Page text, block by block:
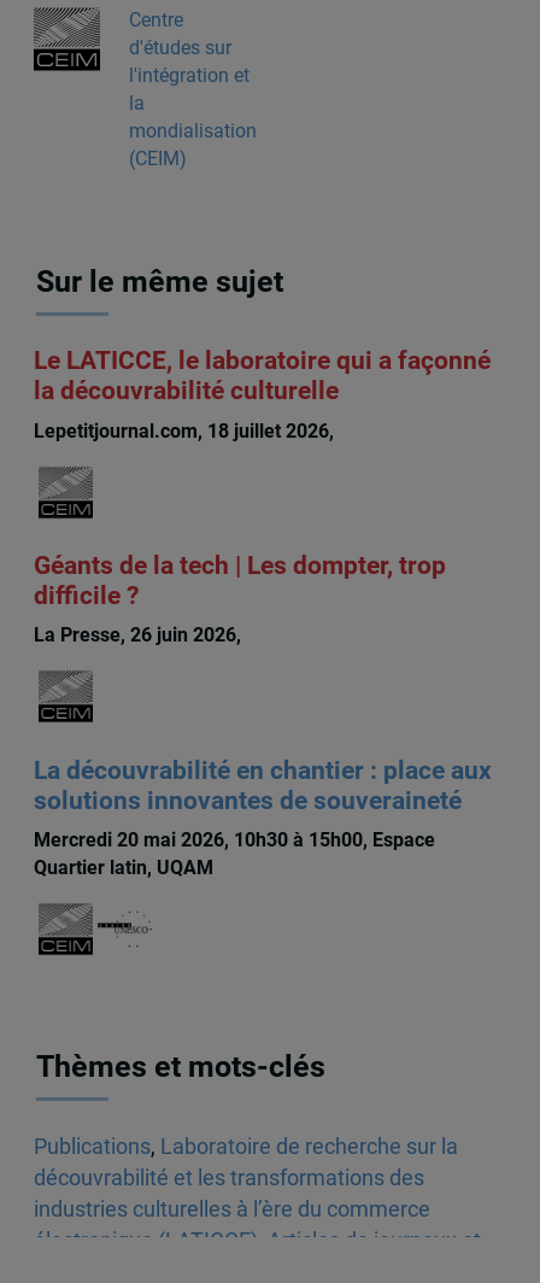
Centre
d'études sur
l'intégration et
la
mondialisation
(CEIM)
Sur le même sujet
Le LATICCE, le laboratoire qui a façonné
la découvrabilité culturelle
Lepetitjournal.com, 18 juillet 2026,
Géants de la tech | Les dompter, trop
difficile ?
La Presse, 26 juin 2026,
La découvrabilité en chantier : place aux
solutions innovantes de souveraineté
Mercredi 20 mai 2026, 10h30 à 15h00, Espace
Quartier latin, UQAM
Thèmes et mots-clés
Publications, Laboratoire de recherche sur la
découvrabilité et les transformations des
industries culturelles à l’ère du commerce
électronique (LATICCE)
Articles de journaux et